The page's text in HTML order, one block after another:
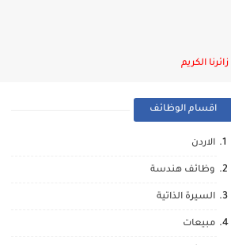
الكريم
اقسام الوظائف
الاردن
وظائف هندسة
السيرة الذاتية
مبيعات